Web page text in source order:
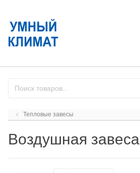
Тепловые завесы
Воздушная завеса